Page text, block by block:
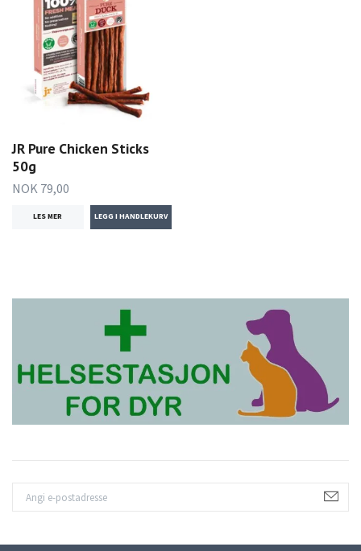
JR Pure Chicken Sticks
50g
NOK 79,00
LES MER